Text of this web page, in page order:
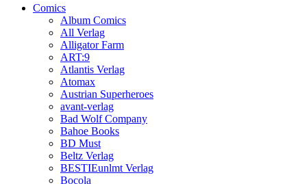
Comics
Album Comics
All Verlag
Alligator Farm
ART:9
Atlantis Verlag
Atomax
Austrian Superheroes
avant-verlag
Bad Wolf Company
Bahoe Books
BD Must
Beltz Verlag
BESTIEunlmt Verlag
Bocola